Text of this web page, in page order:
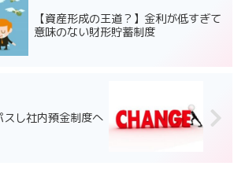
【資産形成の王道？】金利が低すぎて
意味のない財形貯蓄制度
スし社内預金制度へ